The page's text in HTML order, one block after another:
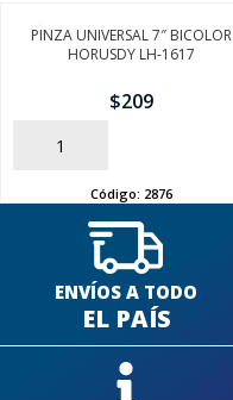
PINZA UNIVERSAL 7″ BICOLOR
HORUSDY LH-1617
$209
AÑADIR
Código: 2876
ENVÍOS A TODO
EL PAÍS